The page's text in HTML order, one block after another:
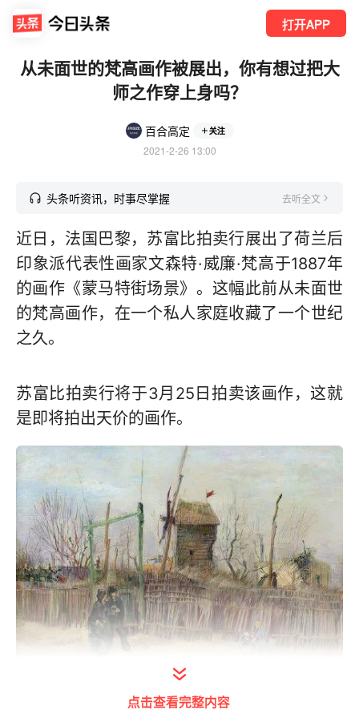
打开APP
从未面世的梵高画作被展出，你有想过把大
师之作穿上身吗？
百合高定 关注
2021-2-26 13:00
头条听资讯，时事尽掌握 去听全文
近日，法国巴黎，苏富比拍卖行展出了荷兰后
印象派代表性画家文森特·威廉·梵高于1887年
的画作《蒙马特街场景》。这幅此前从未面世
的梵高画作，在一个私人家庭收藏了一个世纪
之久。
苏富比拍卖行将于3月25日拍卖该画作，这就
是即将拍出天价的画作。
打开今日头条查看图片详情
点击查看完整内容